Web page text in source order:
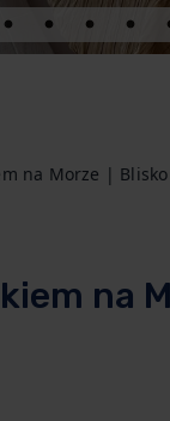
na Morze | Blisko
na